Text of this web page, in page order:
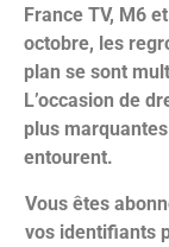
France TV, M6
octobre, les
plan se sont
L’occasion de
plus
entourent.
Vous êtes
vos identifiants